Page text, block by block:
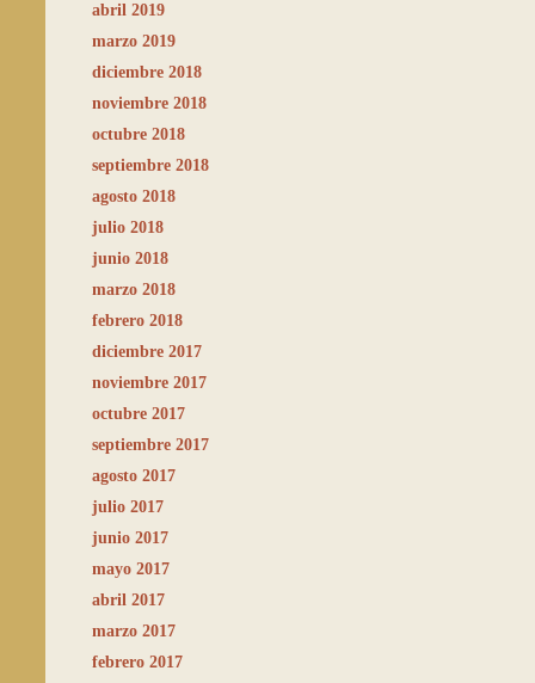
abril 2019
marzo 2019
diciembre 2018
noviembre 2018
octubre 2018
septiembre 2018
agosto 2018
julio 2018
junio 2018
marzo 2018
febrero 2018
diciembre 2017
noviembre 2017
octubre 2017
septiembre 2017
agosto 2017
julio 2017
junio 2017
mayo 2017
abril 2017
marzo 2017
febrero 2017